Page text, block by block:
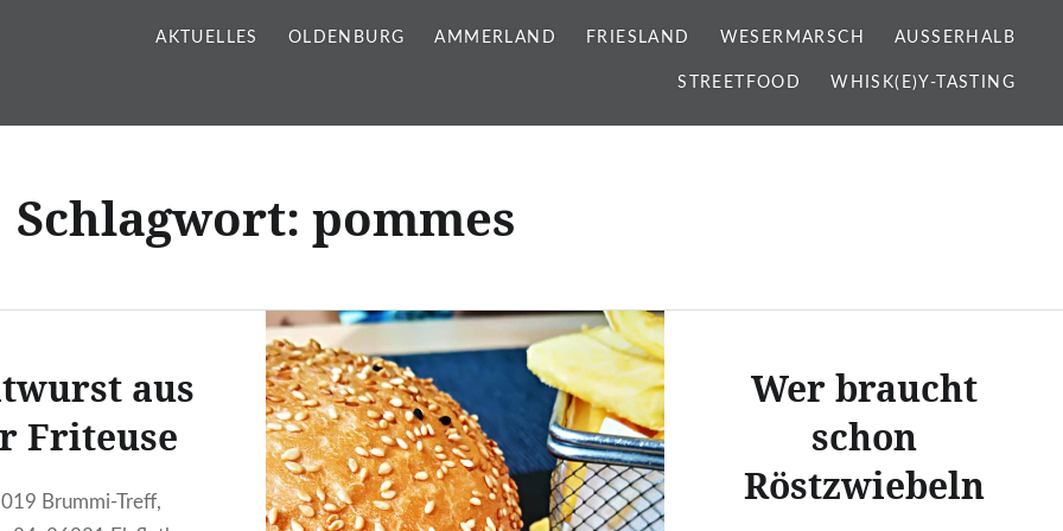
AKTUELLES OLDENBURG AMMERLAND FRIESLAND WESERMARSCH AUSSERHALB
STREETFOOD WHISK(E)Y-TASTING
Schlagwort: pommes
aus
Friteuse
Brummi-Treff,
Wer braucht
schon
Röstzwiebeln